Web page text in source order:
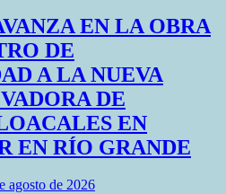
EN LA OBRA
DE
A LA NUEVA
DE
EN
EN RÍO GRANDE
agosto de 2026